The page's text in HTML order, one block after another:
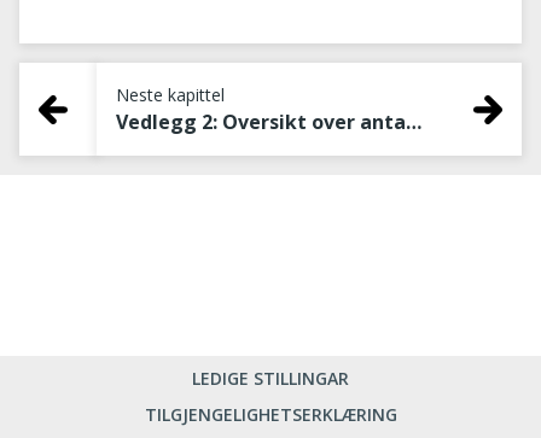
Neste kapittel
Vedlegg 2: Oversikt over antall svar
LEDIGE STILLINGAR
TILGJENGELIGHETSERKLÆRING